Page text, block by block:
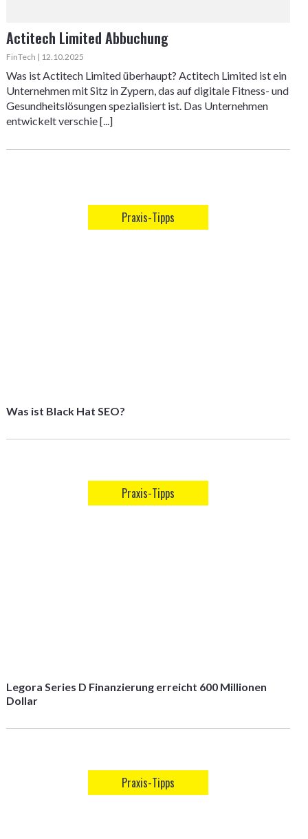
Actitech Limited Abbuchung
FinTech | 12.10.2025
Was ist Actitech Limited überhaupt? Actitech Limited ist ein
Unternehmen mit Sitz in Zypern, das auf digitale Fitness- und
Gesundheitslösungen spezialisiert ist. Das Unternehmen
entwickelt verschie [...]
Praxis-Tipps
Was ist Black Hat SEO?
Praxis-Tipps
Legora Series D Finanzierung erreicht 600 Millionen
Dollar
Praxis-Tipps